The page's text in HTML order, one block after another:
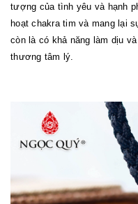
tượng của tình yêu và hạnh
hoạt chakra tim và mang lại
còn là có khả năng làm dịu
thương tâm lý.